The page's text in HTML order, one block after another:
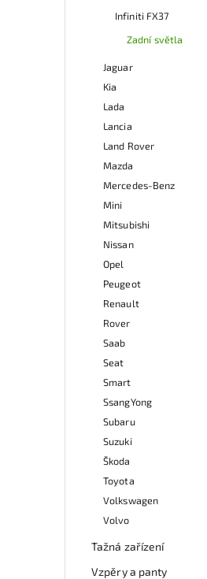
Infiniti FX37
Zadní světla
Jaguar
Kia
Lada
Lancia
Land Rover
Mazda
Mercedes-Benz
Mini
Mitsubishi
Nissan
Opel
Peugeot
Renault
Rover
Saab
Seat
Smart
SsangYong
Subaru
Suzuki
Škoda
Toyota
Volkswagen
Volvo
Tažná zařízení
Vzpěry a panty